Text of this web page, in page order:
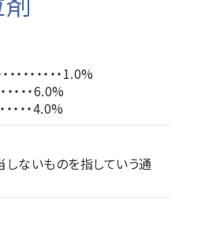
・・・・・・・1.0%
・・・・6.0%
・・・・4.0%
ないものを指していう通